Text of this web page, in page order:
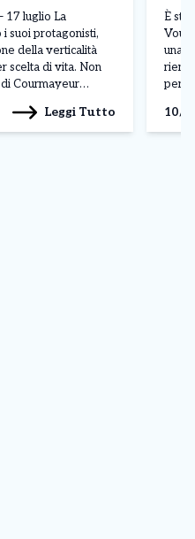
17 luglio La
suoi protagonisti,
della verticalità
scelta di vita. Non
Courmayeur
le storie e i volti […]
Leggi Tutto
È
una
10/